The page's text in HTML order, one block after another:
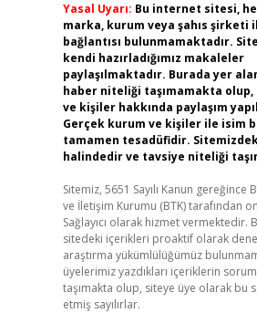
Yasal Uyarı: Bu internet sitesi,
marka, kurum veya şahıs şirketi
bağlantısı bulunmamaktadır.
kendi hazırladığımız makaleler
paylaşılmaktadır. Burada yer
haber niteliği taşımamakta
ve kişiler hakkında paylaşım
Gerçek kurum ve kişiler ile isim
tamamen tesadüfidir.
halindedir ve tavsiye niteliği
Sitemiz, 5651 Sayılı Kanun gereğince
ve İletişim Kurumu (BTK) tarafından
Sağlayıcı olarak hizmet vermektedir.
sitedeki içerikleri proaktif olarak
araştırma yükümlülüğümüz
üyelerimiz yazdıkları içeriklerin
taşımakta olup, siteye üye olarak bu
etmiş sayılırlar.